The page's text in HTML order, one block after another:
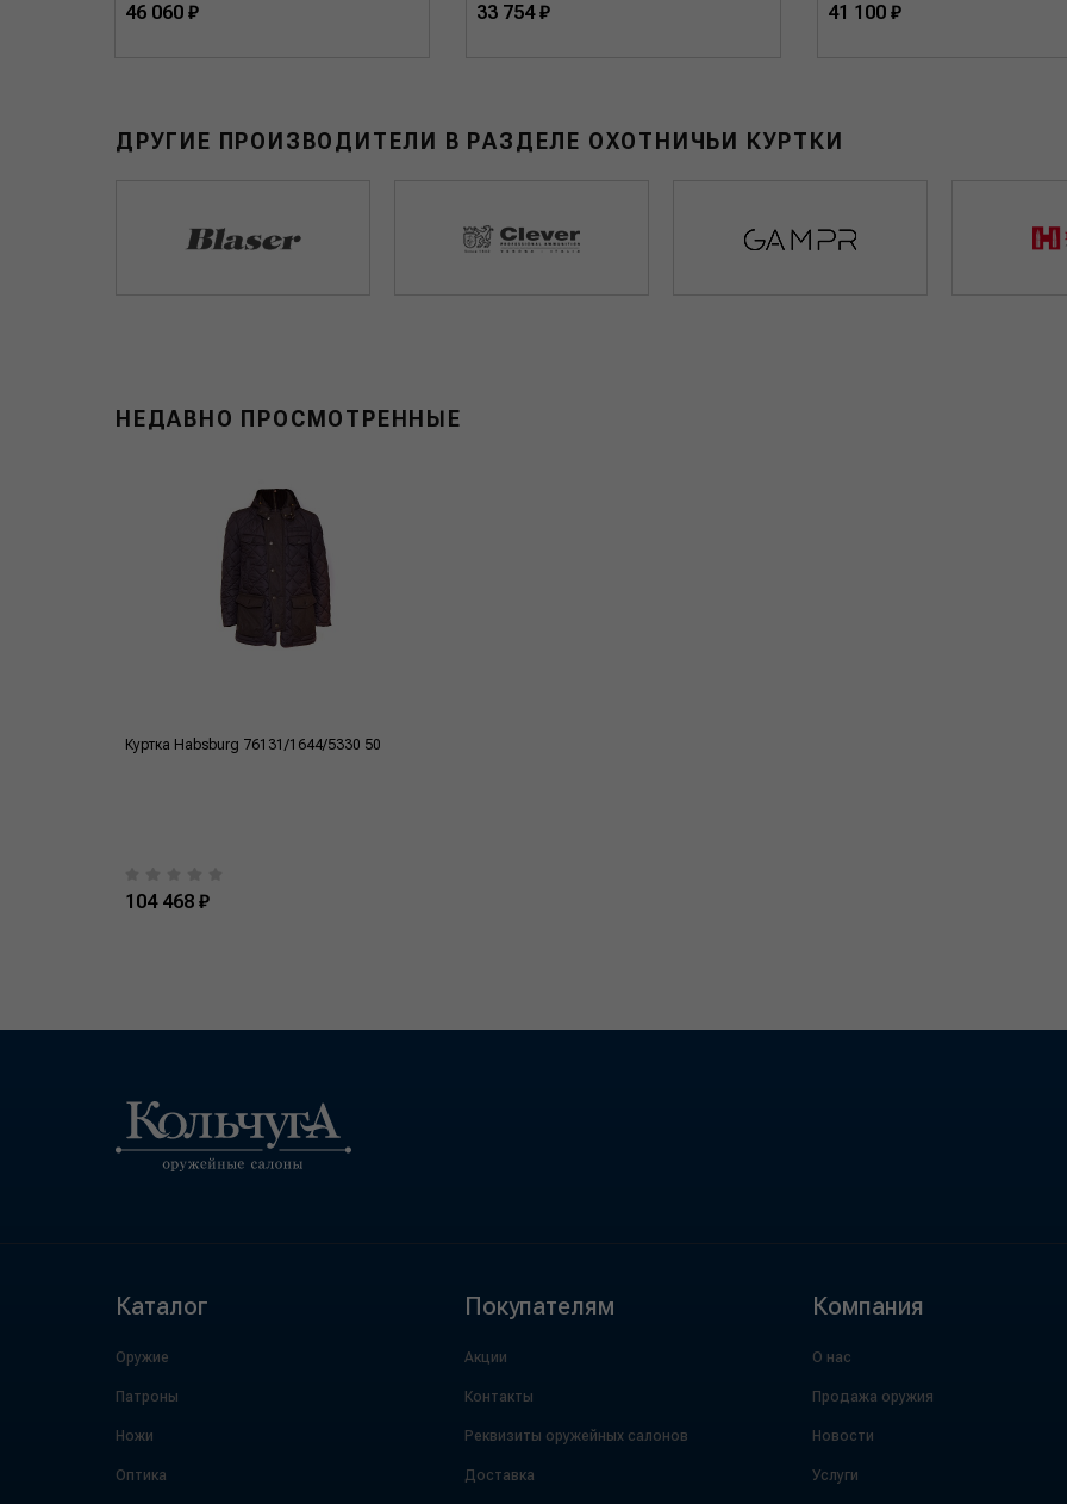
46 060 ₽ 33 754 ₽ 41 100 ₽
ДРУГИЕ ПРОИЗВОДИТЕЛИ В РАЗДЕЛЕ ОХОТНИЧЬИ КУРТКИ
НЕДАВНО ПРОСМОТРЕННЫЕ
Куртка Habsburg 76131/1644/5330 50
104 468 ₽
Каталог
Оружие
Патроны
Ножи
Оптика
Покупателям
Акции
Контакты
Реквизиты оружейных салонов
Доставка
Компания
О нас
Продажа оружия
Новости
Услуги